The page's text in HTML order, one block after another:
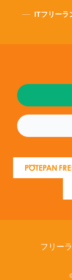
ITフリーラ
フリー